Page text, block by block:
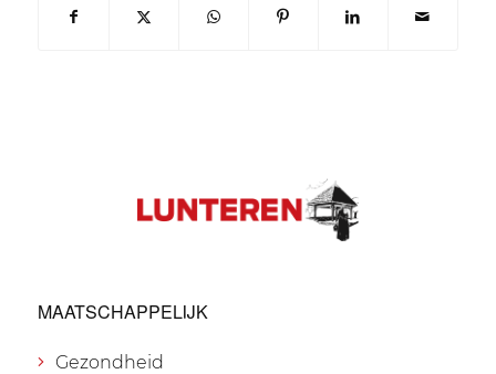
MAATSCHAPPELIJK
Gezondheid